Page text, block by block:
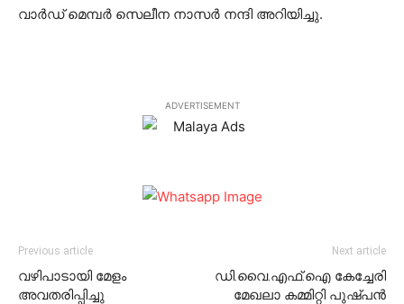
വാര്‍ഡ് മെമ്പര്‍ സെലീന നാസര്‍ നന്ദി അറിയിച്ചു.
ADVERTISEMENT
Previous article
വഴിപാടായി മേളം
അവതരിപ്പിച്ചു
Next article
ഡി.വൈ.എഫ്.ഐ കേച്ചേരി
മേഖലാ കമ്മിറ്റി പുഷ്പന്‍